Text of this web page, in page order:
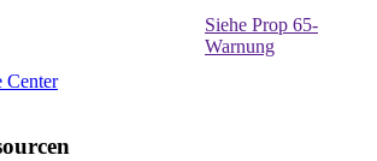
Siehe Prop 65-
Warnung
Center